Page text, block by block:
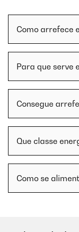
Como arrefece
Para que serve
Consegue
Que classe
Como se